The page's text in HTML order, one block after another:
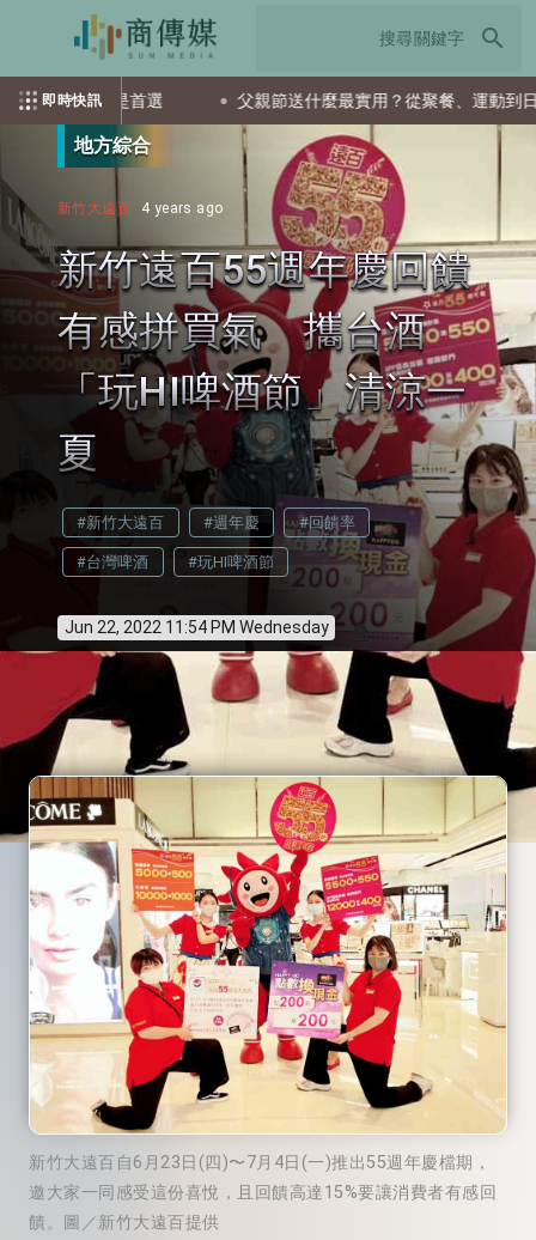
search
即時快訊
會是首選 父親節送什麼最實用？從聚餐、運動到日常營養
地方綜合
新竹大遠百 4 years ago
新竹遠百55週年慶回饋
有感拼買氣 攜台酒
「玩HI啤酒節」清涼一
夏
#新竹大遠百 #週年慶 #回饋率
#台灣啤酒 #玩HI啤酒節
Jun 22, 2022 11:54 PM Wednesday info
新竹大遠百自6月23日(四)〜7月4日(一)推出55週年慶檔期，
邀大家一同感受這份喜悅，且回饋高達15%要讓消費者有感回
饋。圖／新竹大遠百提供